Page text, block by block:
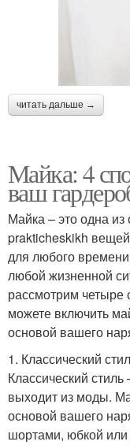
читать дальше →
Майка: 4
ваш
Майка – это одна
prakticheskikh
для любого времени
любой жизненной
рассмотрим
можете включить
основой вашего
1. Классический
Классический стиль
выходит из моды.
основой вашего
шортами, юбкой